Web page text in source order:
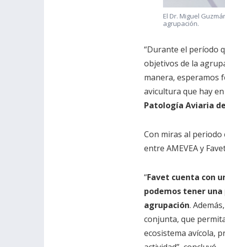
El Dr. Miguel
agrupación.
“Durante el período
objetivos de la
manera, esperamos
avicultura que hay
Patología Aviaria
Con miras al
entre AMEVEA y
“Favet cuenta con
podemos tener
agrupación.
conjunta, que
ecosistema avícola,